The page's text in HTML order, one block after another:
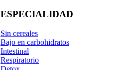
ESPECIALIDAD
Sin cereales
Bajo en carbohidratos
Intestinal
Respiratorio